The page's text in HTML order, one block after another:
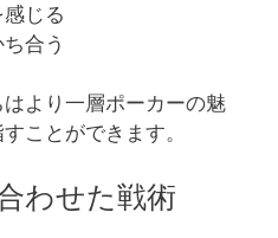
じる
合う
より一層ポーカーの魅
ことができます。
わせた戦術